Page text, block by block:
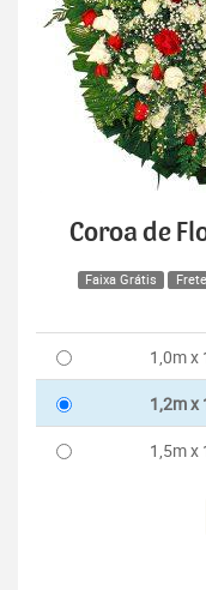
Coroa de
Faixa Grátis
1,0m x
1,2m x
1,5m x